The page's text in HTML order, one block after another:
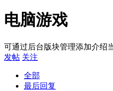
电脑游戏
可通过后台版块管理添加介绍
发帖 关注
全部
最后回复